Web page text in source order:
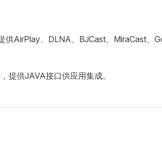
供AirPlay、DLNA、BJCast、MiraCast、
提供JAVA接口供应用集成。